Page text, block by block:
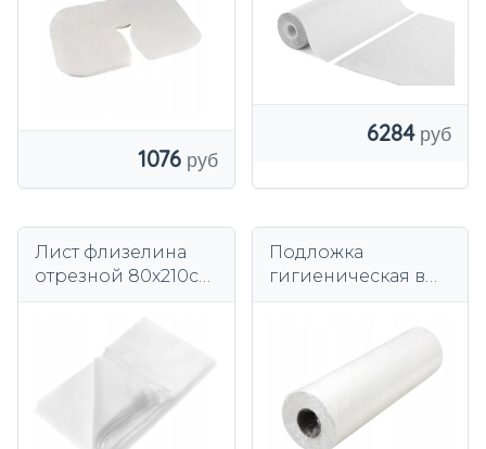
1076
6284
Лист флизелина
отрезной 80х210см,
Подложка
гигиеническая в